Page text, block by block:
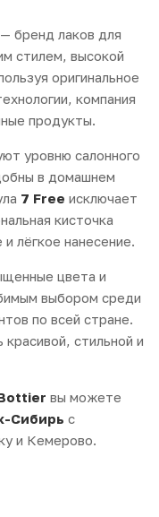
бренд лаков для
стилем, высокой
оригинальное
компания
продукты.
уровню салонного
в домашнем
7 Free исключает
кисточка
лёгкое нанесение.
цвета и
выбором среди
по всей стране.
стильной и
вы можете
Сибирь с
и Кемерово.